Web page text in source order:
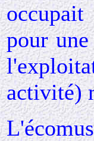
pour
activité)